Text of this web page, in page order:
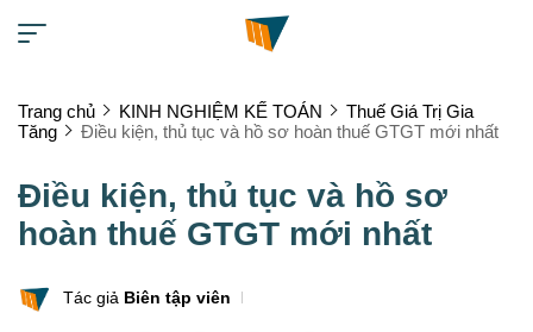
Trang chủ KINH NGHIỆM KẾ TOÁN
Thuế Giá Trị Gia
Tăng
Điều kiện, thủ tục và hồ sơ hoàn thuế GTGT mới nhất
Điều kiện, thủ tục và hồ sơ
hoàn thuế GTGT mới nhất
Tác giả Biên tập viên